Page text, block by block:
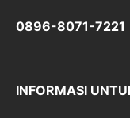
0896-8071-7221
INFORMASI